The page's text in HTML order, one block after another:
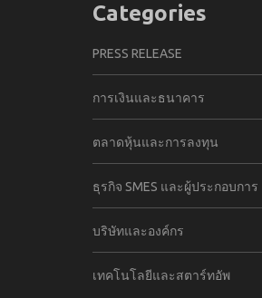
Categories
PRESS RELEASE
การเงินและธนาคาร
ตลาดหุ้นและการลงทุน
ธุรกิจ SMES และผู้ประกอบการ
บริษัทและองค์กร
เทคโนโลยีและสตาร์ทอัพ